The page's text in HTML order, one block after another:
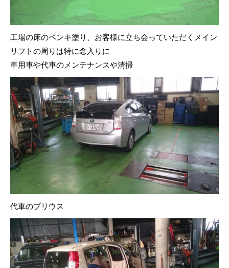
工場の床のペンキ塗り、お客様に立ち会っていただくメイン
リフトの周りは特に念入りに
車用車や代車のメンテナンスや清掃
代車のプリウス